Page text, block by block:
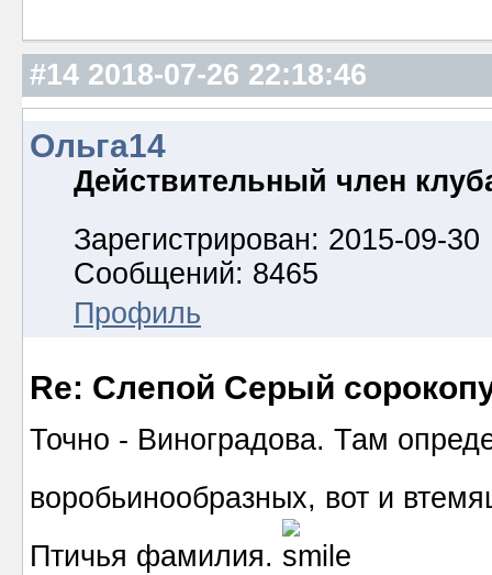
#14 2018-07-26 22:18:46
Ольга14
Действительный член
Зарегистрирован: 2015-09-30
Сообщений: 8465
Профиль
Re: Слепой Серый
Точно - Виноградова. Там
воробьинообразных, вот и
Птичья фамилия.